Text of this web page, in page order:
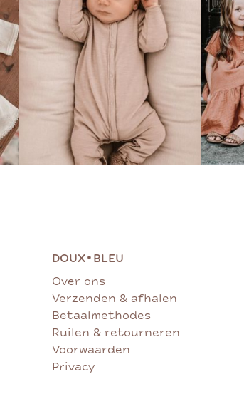
DOUX• BLEU
Over ons
Verzenden & afhalen
Betaalmethodes
Ruilen & retourneren
Voorwaarden
Privacy